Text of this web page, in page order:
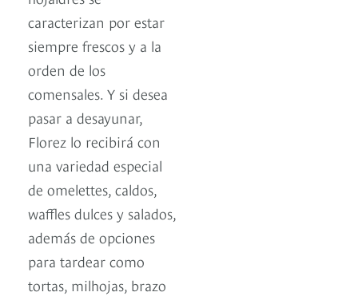
caracterizan por estar
siempre frescos y a la
orden de los
comensales. Y si desea
pasar a desayunar,
Florez lo recibirá con
una variedad especial
de omelettes, caldos,
waffles dulces y salados,
además de opciones
para tardear como
tortas, milhojas, brazo